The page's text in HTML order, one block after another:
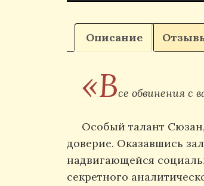
Описание
«Все обвинения с
Особый талант
доверие. Оказавшись
надвигающейся
секретного